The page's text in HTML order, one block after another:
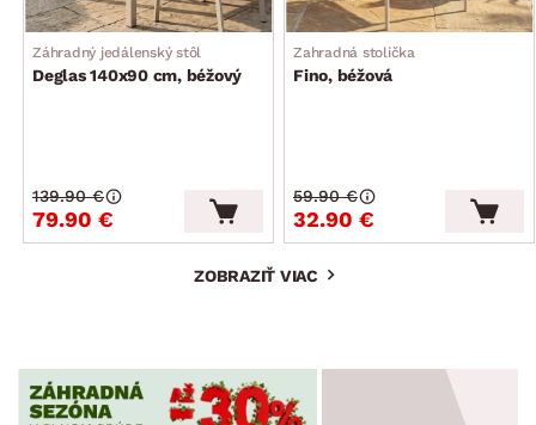
Záhradný jedálenský stôl
Deglas 140x90 cm, béžový
79.90 €
139.90 €
Zahradná stolička
Fino, béžová
32.90 €
59.90 €
ZOBRAZIŤ VIAC